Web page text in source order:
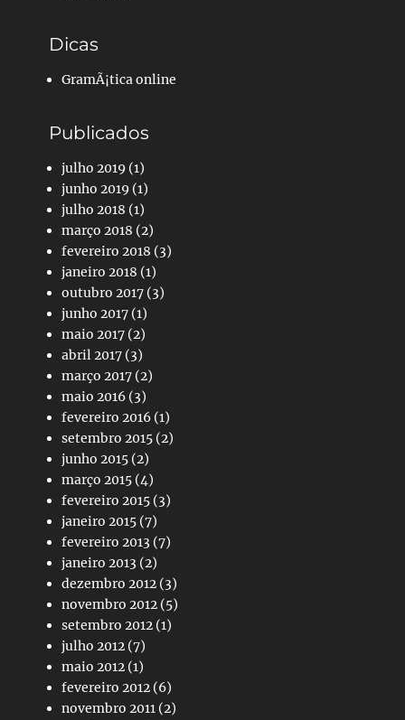
Dicas
GramÃ¡tica online
Publicados
julho 2019 (1)
junho 2019 (1)
julho 2018 (1)
março 2018 (2)
fevereiro 2018 (3)
janeiro 2018 (1)
outubro 2017 (3)
junho 2017 (1)
maio 2017 (2)
abril 2017 (3)
março 2017 (2)
maio 2016 (3)
fevereiro 2016 (1)
setembro 2015 (2)
junho 2015 (2)
março 2015 (4)
fevereiro 2015 (3)
janeiro 2015 (7)
fevereiro 2013 (7)
janeiro 2013 (2)
dezembro 2012 (3)
novembro 2012 (5)
setembro 2012 (1)
julho 2012 (7)
maio 2012 (1)
fevereiro 2012 (6)
novembro 2011 (2)